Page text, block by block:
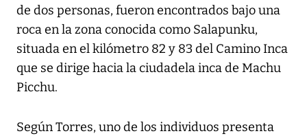
de dos personas, fueron encontrados bajo una
roca en la zona conocida como Salapunku,
situada en el kilómetro 82 y 83 del Camino Inca
que se dirige hacia la ciudadela inca de Machu
Picchu.
Según Torres, uno de los individuos presenta